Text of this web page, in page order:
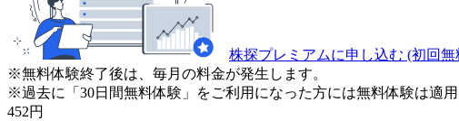
株探プレミアムに申し込む (初回無
※無料体験終了後は、毎月の料金が発生します。
※過去に「30日間無料体験」をご利用になった方には無料体験は適用
452円